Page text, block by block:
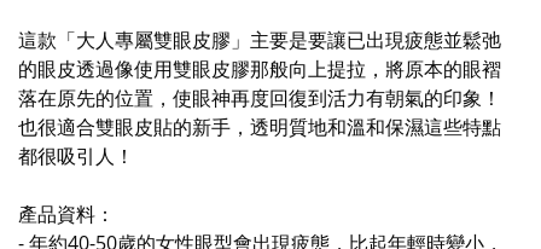
這款「大人專屬雙眼皮膠」主要是要讓已出現疲態並鬆弛
的眼皮透過像使用雙眼皮膠那般向上提拉，將原本的眼褶
落在原先的位置，使眼神再度回復到活力有朝氣的印象！
也很適合雙眼皮貼的新手，透明質地和溫和保濕這些特點
都很吸引人！
產品資料：
- 年約40-50歲的女性眼型會出現疲態，比起年輕時變小，